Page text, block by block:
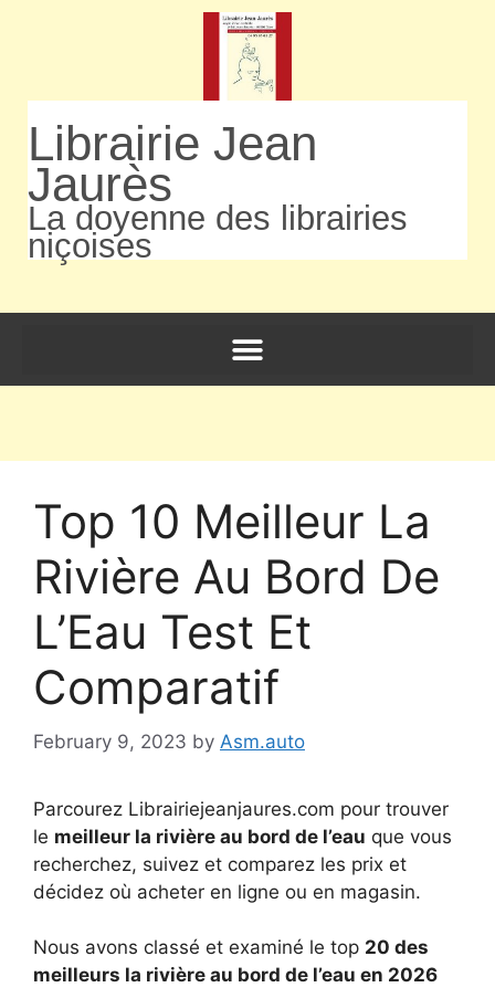
Librairie Jean
Jaurès
La doyenne des librairies
niçoises
Top 10 Meilleur La
Rivière Au Bord De
L’Eau Test Et
Comparatif
February 9, 2023 by Asm.auto
Parcourez Librairiejeanjaures.com pour trouver
le meilleur la rivière au bord de l’eau que vous
recherchez, suivez et comparez les prix et
décidez où acheter en ligne ou en magasin.
Nous avons classé et examiné le top 20 des
meilleurs la rivière au bord de l’eau en 2026